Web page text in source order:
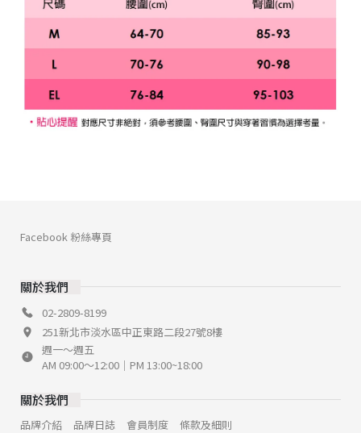
關於我們
02-2809-8199
251新北市淡水區中正東路二段27號8樓
週一～週五
AM 09:00～12:00｜PM 13:00~18:00
關於我們
品牌介紹 品牌日誌 會員制度 條款及細則
Facebook 粉絲專頁